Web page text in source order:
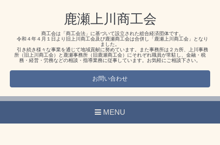
鹿瀬上川商工会
商工会は「商工会法」に基づいて設立された総合経済団体です。
令和４年４月１日より旧上川商工会及び鹿瀬商工会は合併し「鹿瀬上川商工会」となり
ました。
引き続き様々な事業を通じて地域貢献に努めています。また事務所は２カ所、上川事務
所（旧上川商工会）と鹿瀬事務所（旧鹿瀬商工会）にそれぞれ職員が常駐し、金融・税
務・経営・労務などの相談・指導業務に従事しています。お気軽にご相談下さい。
お問い合わせ
MENU